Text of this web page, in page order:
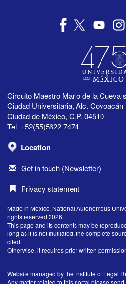
Circuito Maestro Mario de la Cueva
Ciudad Universitaria, Alc. Coyoacán
Ciudad de México, C.P. 04510
Tel. +52(55)5622 7474
Location
Get in touch (Newsletter)
Privacy statement
Made in Mexico, National Autonomous
rights reserved 2026.
This page and its contents may be
long as it is not mutilated, the complete
cited.
Otherwise, it requires prior written
Website managed by the Institute of Legal
Any matter related to this portal please send